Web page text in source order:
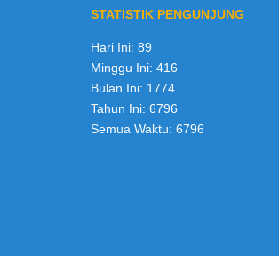
STATISTIK PENGUNJUNG
Hari Ini: 89
Minggu Ini: 416
Bulan Ini: 1774
Tahun Ini: 6796
Semua Waktu: 6796